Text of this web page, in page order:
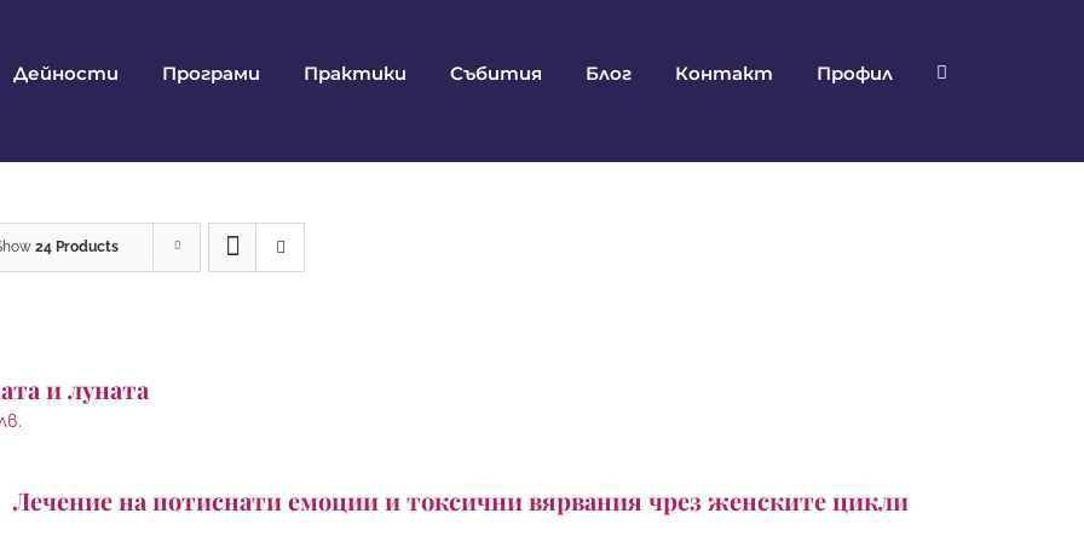
Дейности Програми Практики Събития Блог Контакт Профил
24 Products
и луната
Лечение на потиснати емоции и токсични вярвания чрез женските цикли